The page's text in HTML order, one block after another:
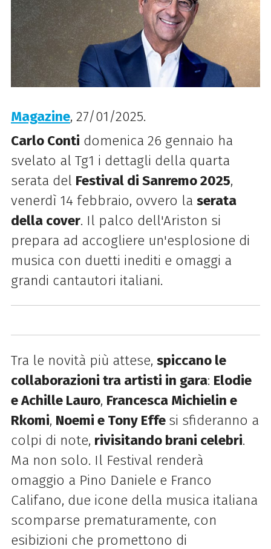
Magazine, 27/01/2025.
Carlo Conti domenica 26 gennaio ha
svelato al Tg1 i dettagli della quarta
serata del Festival di Sanremo 2025,
venerdì 14 febbraio, ovvero la serata
della cover. Il palco dell'Ariston si
prepara ad accogliere un'esplosione di
musica con duetti inediti e omaggi a
grandi cantautori italiani.
Tra le novità più attese, spiccano le
collaborazioni tra artisti in gara: Elodie
e Achille Lauro, Francesca Michielin e
Rkomi, Noemi e Tony Effe si sfideranno a
colpi di note, rivisitando brani celebri.
Ma non solo. Il Festival renderà
omaggio a Pino Daniele e Franco
Califano, due icone della musica italiana
scomparse prematuramente, con
esibizioni che promettono di